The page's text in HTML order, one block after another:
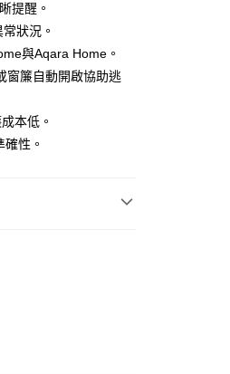
提醒。
狀況。
與Aqara Home。
窗簾自動開啟協助逃
本低。
性。